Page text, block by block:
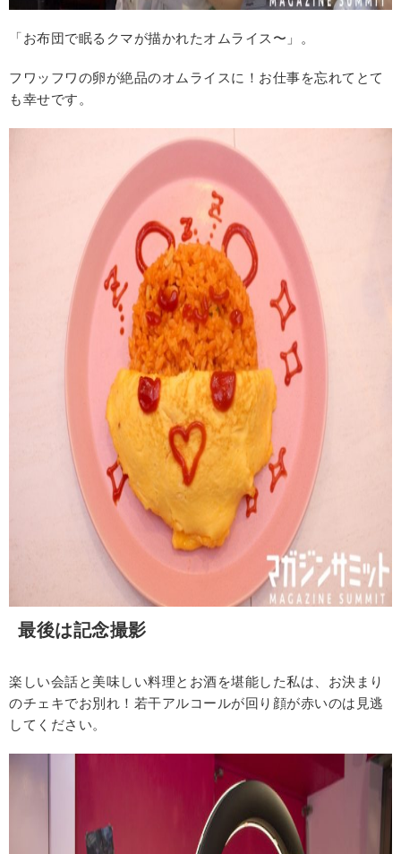
「お布団で眠るクマが描かれたオムライス〜」。
フワッフワの卵が絶品のオムライスに！お仕事を忘れてとて
も幸せです。
最後は記念撮影
楽しい会話と美味しい料理とお酒を堪能した私は、お決まり
のチェキでお別れ！若干アルコールが回り顔が赤いのは見逃
してください。